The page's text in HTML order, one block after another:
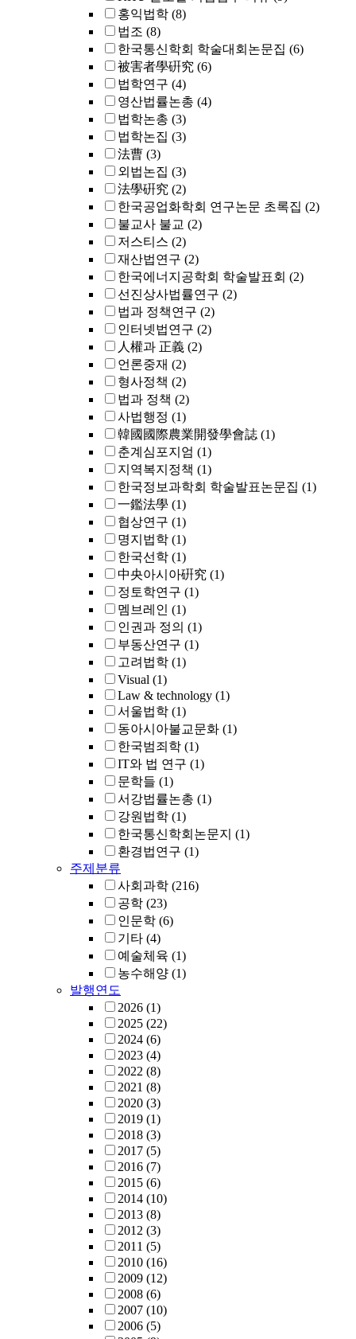
홍익법학 (8)
법조 (8)
한국통신학회 학술대회논문집 (6)
被害者學硏究 (6)
법학연구 (4)
영산법률논총 (4)
법학논총 (3)
법학논집 (3)
法曹 (3)
외법논집 (3)
法學硏究 (2)
한국공업화학회 연구논문 초록집 (2)
불교사 불교 (2)
저스티스 (2)
재산법연구 (2)
한국에너지공학회 학술발표회 (2)
선진상사법률연구 (2)
법과 정책연구 (2)
인터넷법연구 (2)
人權과 正義 (2)
언론중재 (2)
형사정책 (2)
법과 정책 (2)
사법행정 (1)
韓國國際農業開發學會誌 (1)
춘계심포지엄 (1)
지역복지정책 (1)
한국정보과학회 학술발표논문집 (1)
一鑑法學 (1)
협상연구 (1)
명지법학 (1)
한국선학 (1)
中央아시아硏究 (1)
정토학연구 (1)
멤브레인 (1)
인권과 정의 (1)
부동산연구 (1)
고려법학 (1)
Visual (1)
Law & technology (1)
서울법학 (1)
동아시아불교문화 (1)
한국범죄학 (1)
IT와 법 연구 (1)
문학들 (1)
서강법률논총 (1)
강원법학 (1)
한국통신학회논문지 (1)
환경법연구 (1)
주제분류
사회과학 (216)
공학 (23)
인문학 (6)
기타 (4)
예술체육 (1)
농수해양 (1)
발행연도
2026 (1)
2025 (22)
2024 (6)
2023 (4)
2022 (8)
2021 (8)
2020 (3)
2019 (1)
2018 (3)
2017 (5)
2016 (7)
2015 (6)
2014 (10)
2013 (8)
2012 (3)
2011 (5)
2010 (16)
2009 (12)
2008 (6)
2007 (10)
2006 (5)